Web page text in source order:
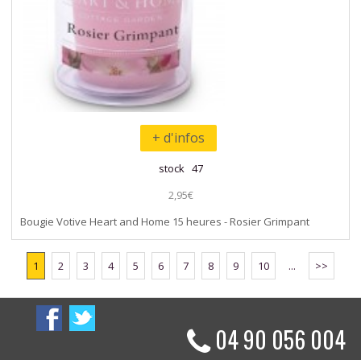
+ d'infos
stock 47
2,95€
Bougie Votive Heart and Home 15 heures - Rosier Grimpant
1 2 3 4 5 6 7 8 9 10 ... >>
04 90 056 004